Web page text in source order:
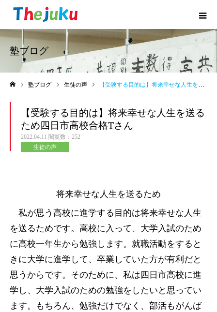
塾ブログ
塾ブログ 生徒の声 【受験する目的は】将来幸せな人生を送るため四日市高校合格Tさん
【受験する目的は】将来幸せな人生を送る
ため四日市高校合格Tさん
2022.04.11 閲覧数：252
生徒の声
将来幸せな人生を送るため
私が思う高校に進学する目的は将来幸せな人生
を送るためです。高校に入って、大学入試のため
に高校一年生から勉強します。就職活動をすると
きに大学に進学して、卒業していた方が有利だと
思うからです。そのために、私は四日市高校に進
学し、大学入試のための勉強をしたいと思ってい
ます。もちろん、勉強だけでなく、部活もがんば